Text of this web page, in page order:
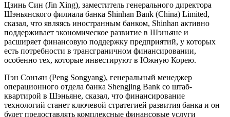
Цзинь Син (Jin Xing), заместитель генерального директора
Шэньянского филиала банка Shinhan Bank (China) Limited,
сказал, что являясь иностранным банком, Shinhan активно
поддерживает экономическое развитие в Шэньяне и
расширяет финансовую поддержку предприятий, у которых
есть потребности в трансграничном финансировании,
особенно тех, которые инвестируют в Южную Корею.
Пэн Сонъян (Peng Songyang), генеральный менеджер
операционного отдела банка Shengjing Bank со штаб-
квартирой в Шэньяне, сказал, что финансирование
технологий станет ключевой стратегией развития банка и он
будет предоставлять комплексные финансовые услуги